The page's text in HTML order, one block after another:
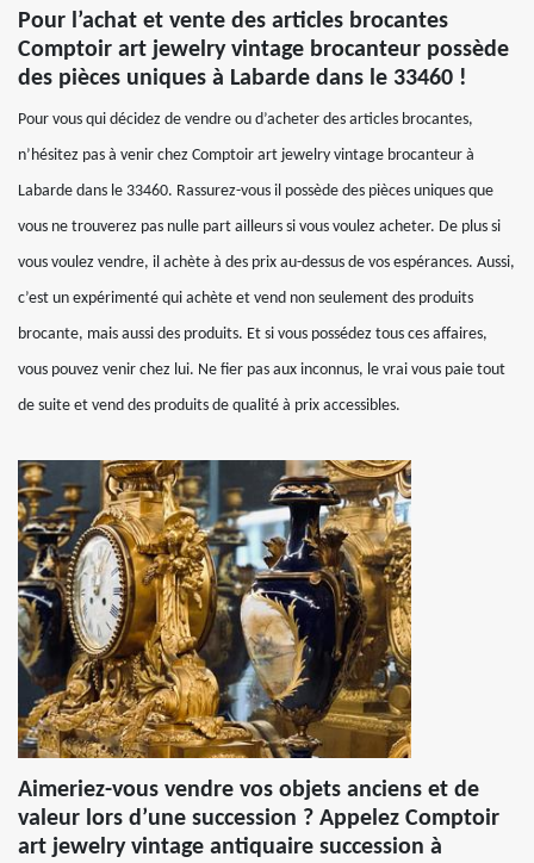
Pour l’achat et vente des articles brocantes
Comptoir art jewelry vintage brocanteur possède
des pièces uniques à Labarde dans le 33460 !
Pour vous qui décidez de vendre ou d’acheter des articles brocantes,
n’hésitez pas à venir chez Comptoir art jewelry vintage brocanteur à
Labarde dans le 33460. Rassurez-vous il possède des pièces uniques que
vous ne trouverez pas nulle part ailleurs si vous voulez acheter. De plus si
vous voulez vendre, il achète à des prix au-dessus de vos espérances. Aussi,
c’est un expérimenté qui achète et vend non seulement des produits
brocante, mais aussi des produits. Et si vous possédez tous ces affaires,
vous pouvez venir chez lui. Ne fier pas aux inconnus, le vrai vous paie tout
de suite et vend des produits de qualité à prix accessibles.
Aimeriez-vous vendre vos objets anciens et de
valeur lors d’une succession ? Appelez Comptoir
art jewelry vintage antiquaire succession à